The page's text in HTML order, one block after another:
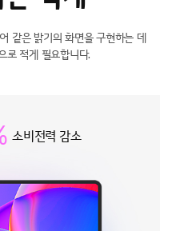
같은 밝기의 화면을 구현하는 데
로 적게 필요합니다.
소비전력 감소